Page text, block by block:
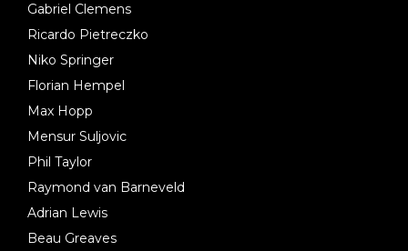
Gabriel Clemens
Ricardo Pietreczko
Niko Springer
Florian Hempel
Max Hopp
Mensur Suljovic
Phil Taylor
Raymond van Barneveld
Adrian Lewis
Beau Greaves